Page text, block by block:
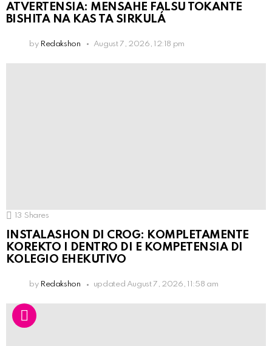
ATVERTENSIA: MENSAHE FALSU TOKANTE
BISHITA NA KAS TA SIRKULÁ
by Redakshon August 7, 2026, 12:18 pm
13 Shares
INSTALASHON DI CROG: KOMPLETAMENTE
KOREKTO I DENTRO DI E KOMPETENSIA DI
KOLEGIO EHEKUTIVO
by Redakshon updated August 7, 2026, 11:58 am